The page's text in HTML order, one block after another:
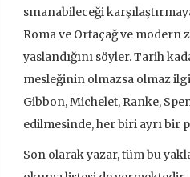
sınanabileceği
Roma ve Ortaçağ ve modern
yaslandığını söyler. Tarih
mesleğinin olmazsa olmaz
Gibbon, Michelet, Ranke,
edilmesinde, her biri ayrı bir
Son olarak yazar, tüm bu